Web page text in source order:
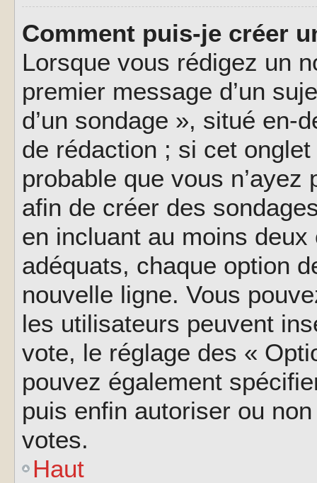
Comment puis-je créer
Lorsque vous rédigez un
premier message d’un
d’un sondage », situé en-
de rédaction ; si cet
probable que vous
afin de créer des
en incluant au moins
adéquats, chaque option
nouvelle ligne. Vous
les utilisateurs peuvent
vote, le réglage des «
pouvez également
puis enfin autoriser ou
votes.
Haut